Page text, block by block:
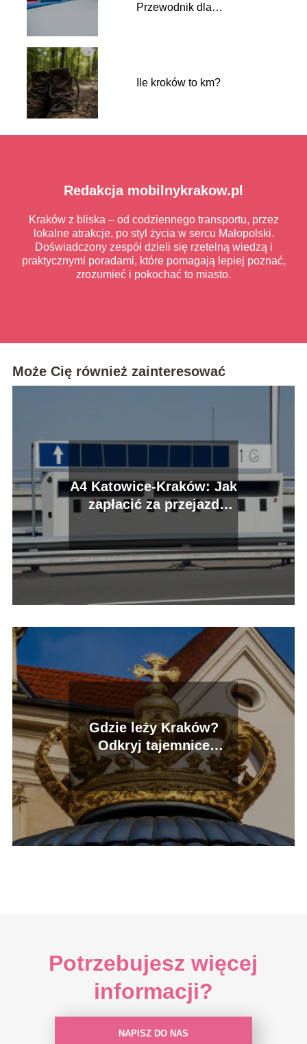
Przewodnik dla
Ile kroków to km?
Redakcja mobilnykrakow.pl
Kraków z bliska – od codziennego transportu, przez
lokalne atrakcje, po styl życia w sercu Małopolski.
Doświadczony zespół dzieli się rzetelną wiedzą i
praktycznymi poradami, które pomagają lepiej poznać,
zrozumieć i pokochać to miasto.
Może Cię również zainteresować
A4 Katowice-Kraków: Jak
zapłacić za przejazd
Gdzie leży Kraków?
Odkryj tajemnice
lokalizacji i historii
Potrzebujesz więcej
informacji?
NAPISZ DO NAS